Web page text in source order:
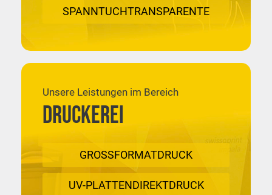
SPANNTUCHTRANSPARENTE
Unsere Leistungen im Bereich
DRUCKEREI
GROSSFORMATDRUCK
UV-PLATTENDIREKTDRUCK